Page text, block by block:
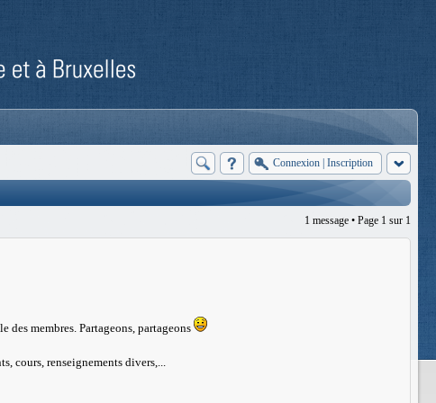
Connexion Inscription
1 message • Page 1 sur 1
des membres. Partageons, partageons
cours, renseignements divers,...